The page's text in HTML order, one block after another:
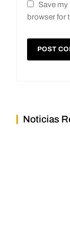
Save my
browser for
Noticias